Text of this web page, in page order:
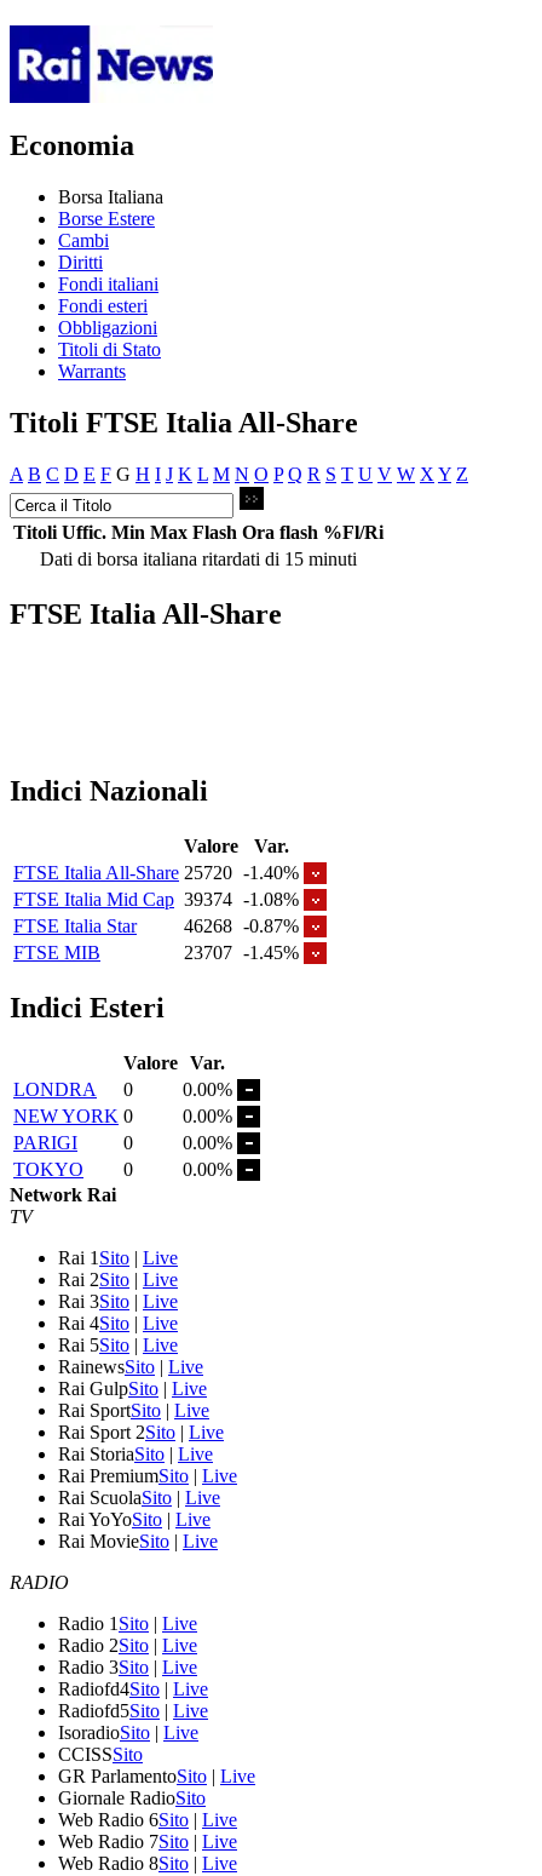
Economia
Borsa Italiana
Borse Estere
Cambi
Diritti
Fondi italiani
Fondi esteri
Obbligazioni
Titoli di Stato
Warrants
Titoli FTSE Italia All-Share
A B C D E F G H I J K L M N O P Q R S T U V W X Y Z
Titoli Uffic. Min Max Flash Ora flash %Fl/Ri
Dati di borsa italiana ritardati di 15 minuti
FTSE Italia All-Share
Indici Nazionali
Valore
Var.
FTSE Italia All-Share 25720 -1.40%
FTSE Italia Mid Cap 39374 -1.08%
FTSE Italia Star
46268 -0.87%
FTSE MIB
23707 -1.45%
Indici Esteri
Valore Var.
LONDRA
0
0.00%
NEW YORK 0
0.00%
PARIGI
0
0.00%
TOKYO
0
0.00%
Network Rai
TV
Rai 1 Sito | Live
Rai 2Sito | Live
Rai 3Sito | Live
Rai 4Sito | Live
Rai 5Sito | Live
RainewsSito | Live
Rai GulpSito | Live
Rai SportSito | Live
Rai Sport 2Sito | Live
Rai StoriaSito | Live
Rai PremiumSito | Live
Rai ScuolaSito | Live
Rai YoYoSito | Live
Rai MovieSito | Live
RADIO
Radio 1 Sito | Live
Radio 2Sito | Live
Radio 3Sito | Live
Radiofd4Sito | Live
Radiofd5Sito | Live
IsoradioSito | Live
CCISSSito
GR ParlamentoSito | Live
Giornale RadioSito
Web Radio 6Sito | Live
Web Radio 7Sito | Live
Web Radio 8Sito | Live